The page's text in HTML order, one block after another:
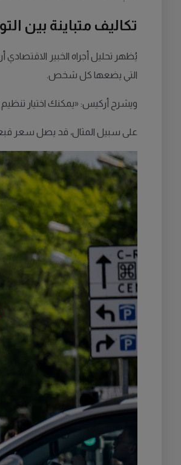
تكاليف متباينة بين
التي يضعها كل شخص.
ويشرح أركيس: «يمكنك اختيار تنظيم
على سبيل المثال، قد يصل سعر قبعة التخرج الفاخرة إلى 6,000 كرونة، بينما يختار بعض الطلاب أخرى بسعر 4,000 كرونة،